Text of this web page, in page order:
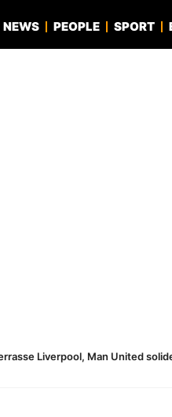
NEWS PEOPLE SPORT
Liverpool, Man United